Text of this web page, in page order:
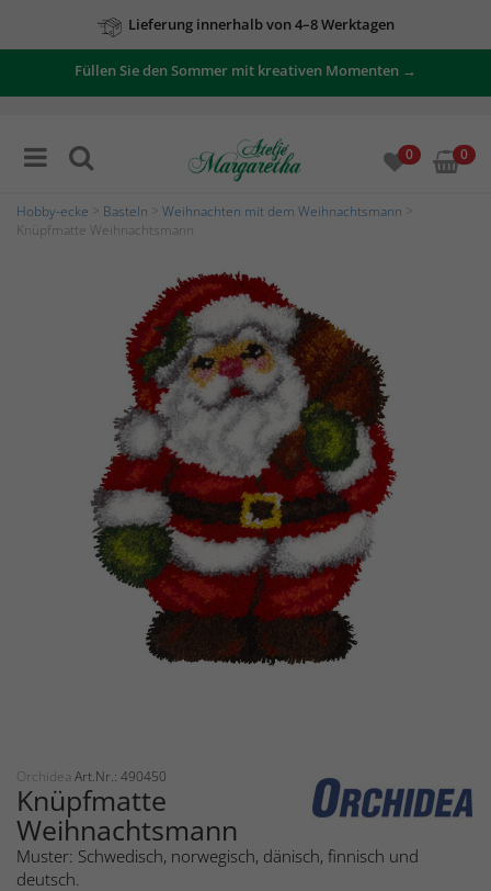
Lieferung innerhalb von 4–8 Werktagen
Füllen Sie den Sommer mit kreativen Momenten →
0 0
Hobby-ecke Basteln Weihnachten mit dem Weihnachtsmann
Knüpfmatte Weihnachtsmann
Orchidea Art.Nr.: 490450
Knüpfmatte
Weihnachtsmann
Muster: Schwedisch, norwegisch, dänisch, finnisch und
deutsch.